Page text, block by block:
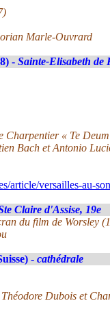
Marle-Ouvrard
- Sainte-Elisabeth de
« Te
Bach et Antonio
article/versailles-au-
Claire d'Assise, 19e
du film de Worsley
- cathédrale
Dubois et